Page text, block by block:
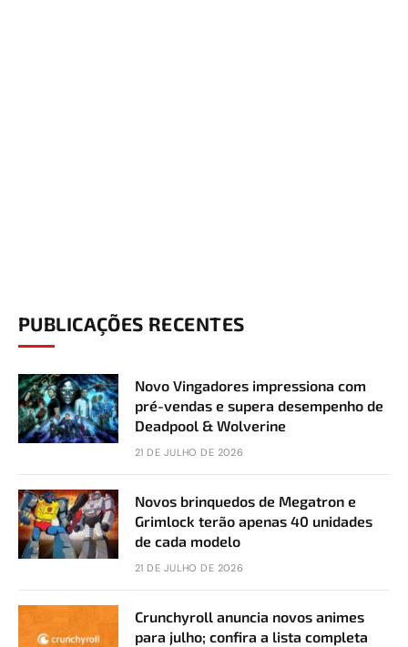
PUBLICAÇÕES RECENTES
Novo Vingadores impressiona com
pré-vendas e supera desempenho de
Deadpool & Wolverine
21 DE JULHO DE 2026
Novos brinquedos de Megatron e
Grimlock terão apenas 40 unidades
de cada modelo
21 DE JULHO DE 2026
Crunchyroll anuncia novos animes
para julho; confira a lista completa